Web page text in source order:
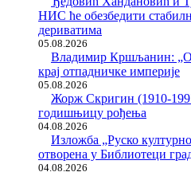
НИС ће обезбедити
дериватима
05.08.2026
Владимир Кршљанин:
крај отпадничке империје
05.08.2026
Жорж Скригин (1910-
годишњицу рођења
04.08.2026
Изложба „Руско
отворена у Библиотеци
04.08.2026